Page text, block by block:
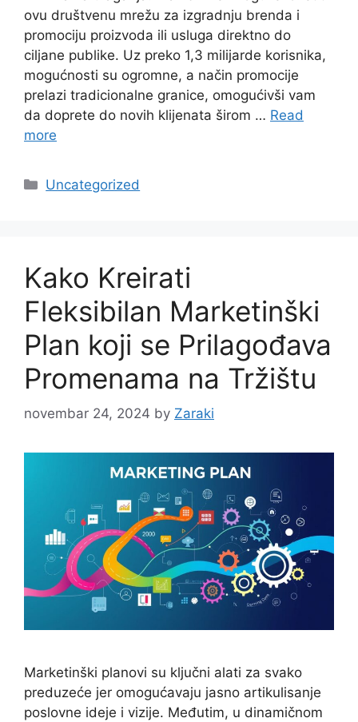
ovu društvenu mrežu za izgradnju brenda i
promociju proizvoda ili usluga direktno do
ciljane publike. Uz preko 1,3 milijarde korisnika,
mogućnosti su ogromne, a način promocije
prelazi tradicionalne granice, omogućivši vam
da doprete do novih klijenata širom … Read
more
Categories
Uncategorized
Kako Kreirati
Fleksibilan Marketinški
Plan koji se Prilagođava
Promenama na Tržištu
novembar 24, 2024 by Zaraki
Marketinški planovi su ključni alati za svako
preduzeće jer omogućavaju jasno artikulisanje
poslovne ideje i vizije. Međutim, u dinamičnom